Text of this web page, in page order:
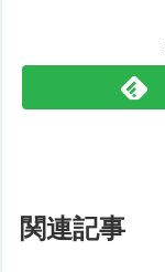
関連記事